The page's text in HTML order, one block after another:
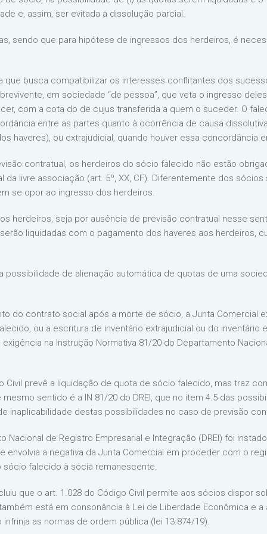
e, assim, ser evitada a dissolução parcial.
sendo que para hipótese de ingressos dos herdeiros, é
que busca compatibilizar os interesses conflitantes dos
em sociedade “de pessoa”, que veta o ingresso
com a cota do de cujus transferida a quem o suceder. O
entre as partes quanto à ocorrência de causa
haveres), ou extrajudicial, quando houver essa concordância
contratual, os herdeiros do sócio falecido não estão
livre associação (art. 5º, XX, CF). Diferentemente dos
se opor ao ingresso dos herdeiros.
herdeiros, seja por ausência de previsão contratual nesse
liquidadas com o pagamento dos haveres aos herdeiros,
possibilidade de alienação automática de quotas de uma
do contrato social após a morte de sócio, a Junta Comercial
ou a escritura de inventário extrajudicial ou do inventário
na Instrução Normativa 81/20 do Departamento
Civil prevê a liquidação de quota de sócio falecido, mas traz
sentido é a IN 81/20 do DREI, que no item 4.5 das
inaplicabilidade destas possibilidades no caso de previsão
Nacional de Registro Empresarial e Integração (DREI) foi
envolvia a negativa da Junta Comercial em proceder com o
falecido à sócia remanescente.
que o art. 1.028 do Código Civil permite aos sócios dispor
está em consonância à Lei de Liberdade Econômica e
as normas de ordem pública (lei 13.874/19).